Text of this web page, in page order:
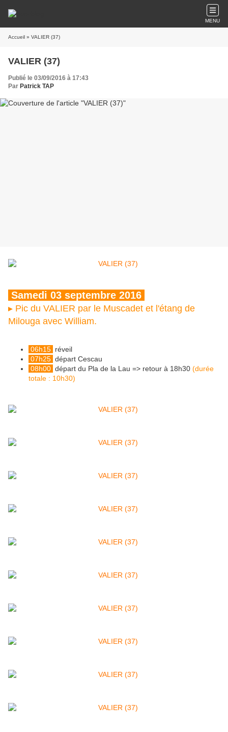
MENU
Accueil » VALIER (37)
VALIER (37)
Publié le 03/09/2016 à 17:43
Par Patrick TAP
Samedi 03 septembre 2016
▸ Pic du VALIER par le Muscadet et l'étang de
Milouga avec William.
06h15 réveil
07h25 départ Cescau
08h00 départ du Pla de la Lau => retour à 18h30 (durée
totale : 10h30)